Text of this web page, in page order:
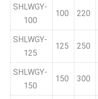
SHLWGY-
100
100 220
SHLWGY-
125
125 250
SHLWGY-
150
150 300